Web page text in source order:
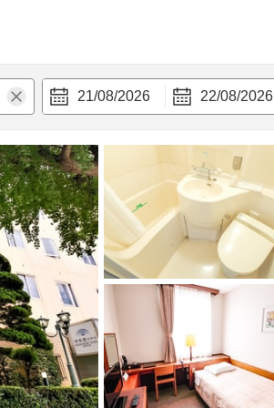
21/08/2026 22/08/2026
bật Tiện nghi